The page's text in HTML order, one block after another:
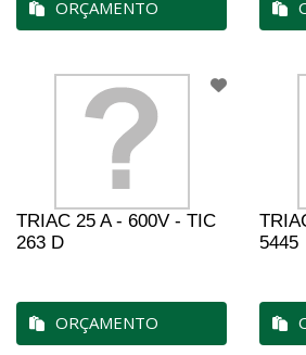
ORÇAMENTO
TRIAC 25 A - 600V - TIC
263 D
ORÇAMENTO
5445